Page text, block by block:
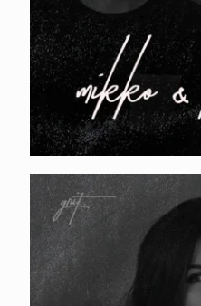
PROMOTY.
hacking,
rahvusvaheline